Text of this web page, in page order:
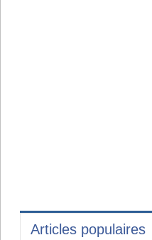
Articles populaires